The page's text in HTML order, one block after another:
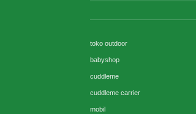
toko outdoor
babyshop
cuddleme
cuddleme carrier
mobil